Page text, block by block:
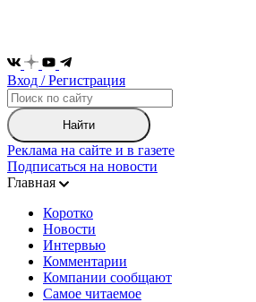
Вход / Регистрация
Найти
Реклама на сайте и в газете
Подписаться на новости
Главная
Коротко
Новости
Интервью
Комментарии
Компании сообщают
Самое читаемое